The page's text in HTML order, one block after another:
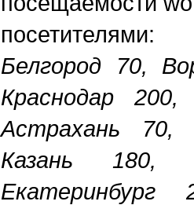
посетителями:
Белгород 70,
Краснодар
Астрахань
Казань